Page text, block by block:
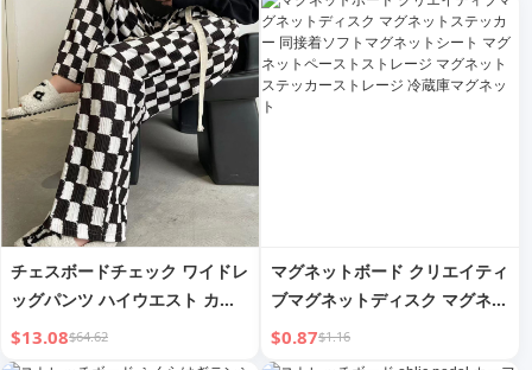
トボールネット ボールネット
ツ 粘着ボール
チェスボードチェック ワイドレ
ッグパンツ ハイウエスト カジ
ュアル モップストレート
$13.08$64.62
マグネットボード クリエイティ
ブマグネットディスク マグネッ
トステッカー 同接着ソフトマグ
ネットシート マグネットペース
$0.87$1.16